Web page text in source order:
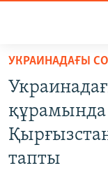
Skip
main
content
Skip
to
main
САЯСАТ
AZATTYQTV
УКРАИНАДАҒЫ
тапты